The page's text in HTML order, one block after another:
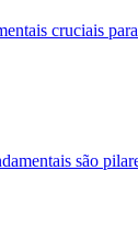
cruciais
são